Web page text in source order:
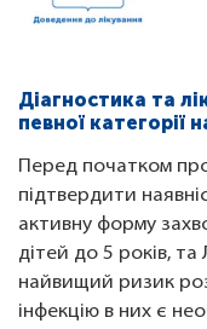
Діагностика та
певної категорії
Перед початком
підтвердити
активну форму
дітей до 5 років,
найвищий ризик
інфекцію в них є